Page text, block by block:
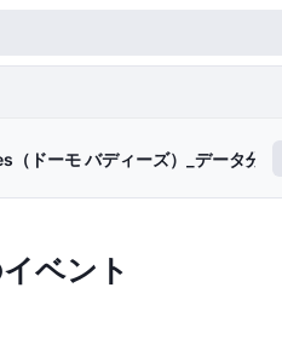
ドーモ バディーズ）_データ分
ベント